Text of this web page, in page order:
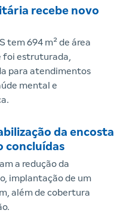
recebe novo
tem 694 m² de área
foi estruturada,
para atendimentos
mental e
da encosta
concluídas
a redução da
implantação de um
além de cobertura